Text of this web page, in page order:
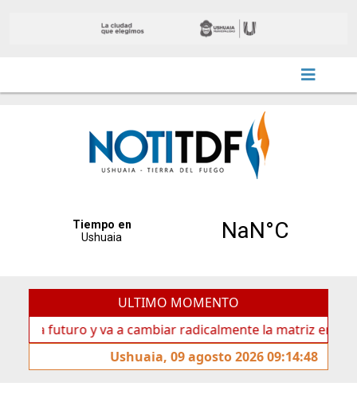
ULTIMO MOMENTO
y va a cambiar radicalmente la matriz energética de
Ushuaia, 09 agosto 2026 09:14:48